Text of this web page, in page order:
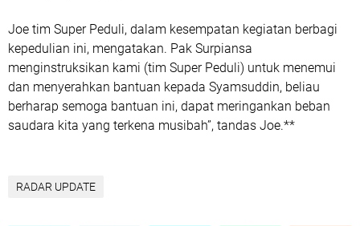
Joe tim Super Peduli, dalam kesempatan kegiatan berbagi
kepedulian ini, mengatakan. Pak Surpiansa
menginstruksikan kami (tim Super Peduli) untuk menemui
dan menyerahkan bantuan kepada Syamsuddin, beliau
berharap semoga bantuan ini, dapat meringankan beban
saudara kita yang terkena musibah”, tandas Joe.**
RADAR UPDATE